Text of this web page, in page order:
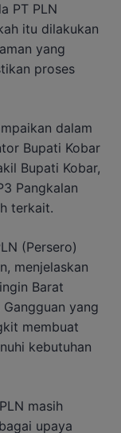
PT PLN
itu dilakukan
yang
proses
dalam
Bupati Kobar
Bupati Kobar,
Pangkalan
terkait.
(Persero)
menjelaskan
Barat
yang
membuat
kebutuhan
masih
upaya